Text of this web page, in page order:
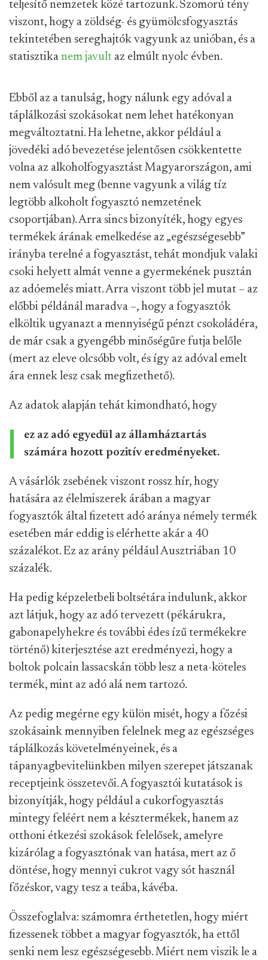
teljesítő nemzetek közé tartozunk. Szomorú tény
viszont, hogy a zöldség- és gyümölcsfogyasztás
tekintetében sereghajtók vagyunk az unióban, és a
statisztika nem javult az elmúlt nyolc évben.
Ebből az a tanulság, hogy nálunk egy adóval a
táplálkozási szokásokat nem lehet hatékonyan
megváltoztatni. Ha lehetne, akkor például a
jövedéki adó bevezetése jelentősen csökkentette
volna az alkoholfogyasztást Magyarországon, ami
nem valósult meg (benne vagyunk a világ tíz
legtöbb alkoholt fogyasztó nemzetének
csoportjában). Arra sincs bizonyíték, hogy egyes
termékek árának emelkedése az „egészségesebb”
irányba terelné a fogyasztást, tehát mondjuk valaki
csoki helyett almát venne a gyermekének pusztán
az adóemelés miatt. Arra viszont több jel mutat – az
előbbi példánál maradva –, hogy a fogyasztók
elköltik ugyanazt a mennyiségű pénzt csokoládéra,
de már csak a gyengébb minőségűre futja belőle
(mert az eleve olcsóbb volt, és így az adóval emelt
ára ennek lesz csak megfizethető).
Az adatok alapján tehát kimondható, hogy
ez az adó egyedül az államháztartás
számára hozott pozitív eredményeket.
A vásárlók zsebének viszont rossz hír, hogy
hatására az élelmiszerek árában a magyar
fogyasztók által fizetett adó aránya némely termék
esetében már eddig is elérhette akár a 40
százalékot. Ez az arány például Ausztriában 10
százalék.
Ha pedig képzeletbeli boltsétára indulunk, akkor
azt látjuk, hogy az adó tervezett (pékárukra,
gabonapelyhekre és további édes ízű termékekre
történő) kiterjesztése azt eredményezi, hogy a
boltok polcain lassacskán több lesz a neta-köteles
termék, mint az adó alá nem tartozó.
Az pedig megérne egy külön misét, hogy a főzési
szokásaink mennyiben felelnek meg az egészséges
táplálkozás követelményeinek, és a
tápanyagbevitelünkben milyen szerepet játszanak
receptjeink összetevői. A fogyasztói kutatások is
bizonyítják, hogy például a cukorfogyasztás
mintegy feléért nem a késztermékek, hanem az
otthoni étkezési szokások felelősek, amelyre
kizárólag a fogyasztónak van hatása, mert az ő
döntése, hogy mennyi cukrot vagy sót használ
főzéskor, vagy tesz a teába, kávéba.
Összefoglalva: számomra érthetetlen, hogy miért
fizessenek többet a magyar fogyasztók, ha ettől
senki nem lesz egészségesebb. Miért nem viszik le a